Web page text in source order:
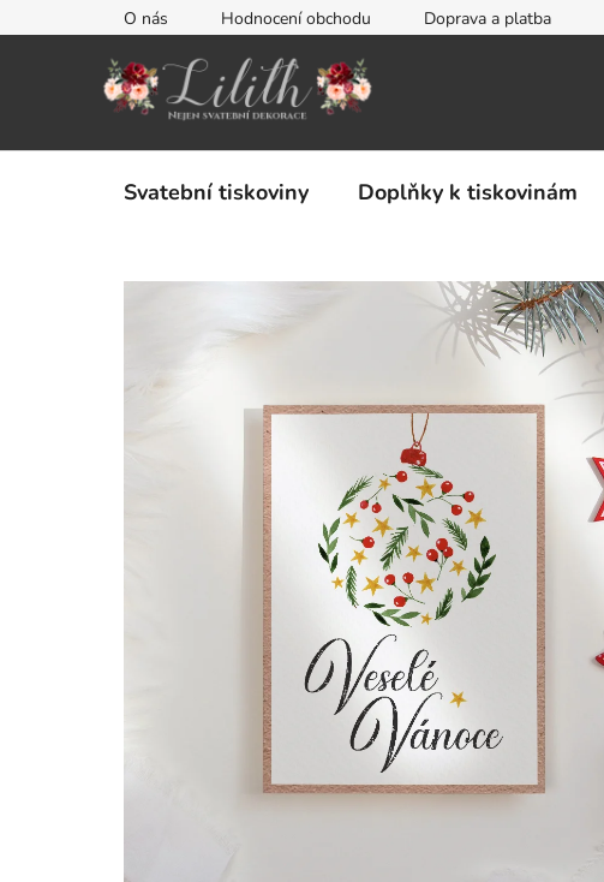
na
O nás Hodnocení obchodu Doprava a platba
Svatební tiskoviny Doplňky k tiskovinám